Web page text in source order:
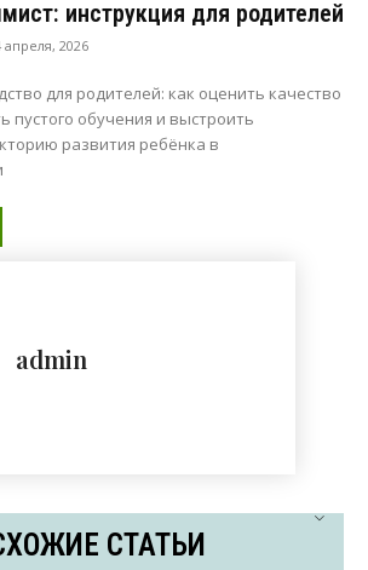
инструкция для родителей
апреля, 2026
для родителей: как оценить качество
пустого обучения и выстроить
развития ребёнка в
admin
СТАТЬИ